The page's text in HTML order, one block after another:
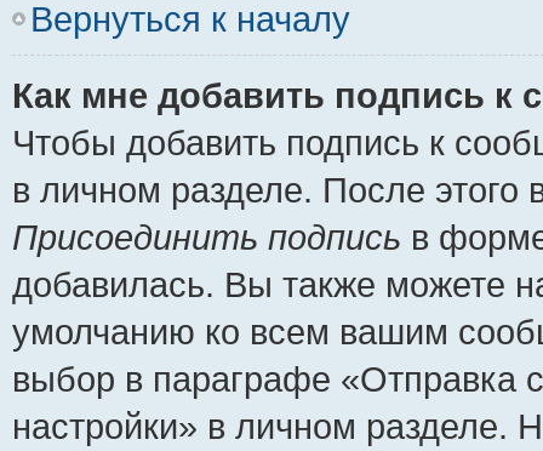
Вернуться к началу
Как мне добавить подпись к
Чтобы добавить подпись к
в личном разделе. После
Присоединить подпись в
добавилась. Вы также можете
умолчанию ко всем вашим
выбор в параграфе «Отправка
настройки» в личном разделе.